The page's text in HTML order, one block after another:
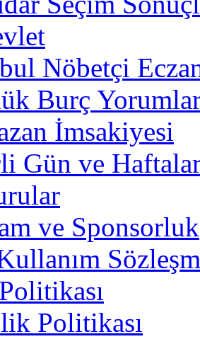
Nöbetçi
Burç
İmsakiyesi
Gün ve
ve Sponsorluk
Politikası